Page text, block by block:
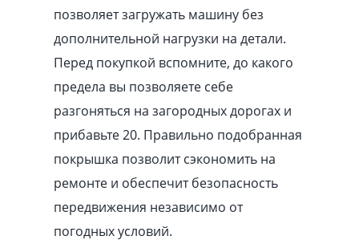
позволяет загружать машину без
дополнительной нагрузки на детали.
Перед покупкой вспомните, до какого
предела вы позволяете себе
разгоняться на загородных дорогах и
прибавьте 20. Правильно подобранная
покрышка позволит сэкономить на
ремонте и обеспечит безопасность
передвижения независимо от
погодных условий.